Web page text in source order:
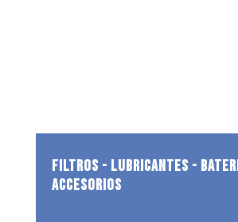
FILTROS - LUBRICANTES -
ACCESORIOS